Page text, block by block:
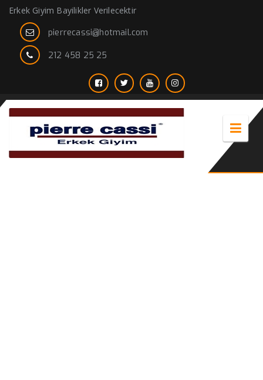
Erkek Giyim Bayilikler Verilecektir
pierrecassi@hotmail.com
212 458 25 25